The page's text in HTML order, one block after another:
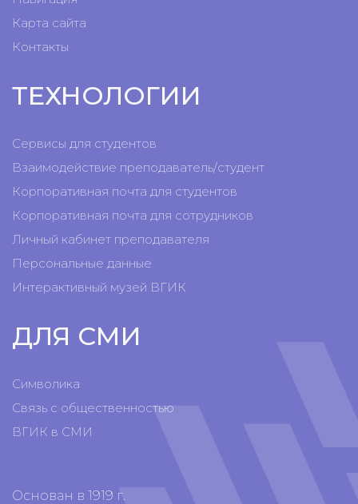
Карта сайта
Контакты
ТЕХНОЛОГИИ
Сервисы для студентов
Взаимодействие преподаватель/студент
Корпоративная почта для студентов
Корпоративная почта для сотрудников
Личный кабинет преподавателя
Персональные данные
Интерактивный музей ВГИК
ДЛЯ СМИ
Символика
Связь с общественностью
ВГИК в СМИ
Основан в 1919 г.